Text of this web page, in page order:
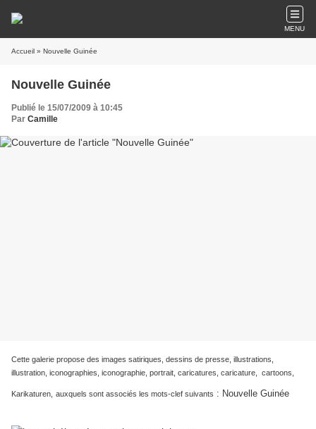
MENU
Accueil » Nouvelle Guinée
Nouvelle Guinée
Publié le 15/07/2009 à 10:45
Par Camille
Cette galerie propose des images satiriques, dessins de presse, illustrations,
illustration, iconographies, iconographie, portrait, caricatures, caricature, cartoons,
Karikaturen, auxquels sont associés les mots-clef suivants : Nouvelle Guinée